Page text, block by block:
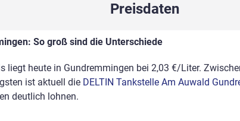
Preisdaten
So groß sind die Unterschiede
liegt heute in Gundremmingen bei 2,03 €/Liter.
ist aktuell die DELTIN Tankstelle Am Auwald
deutlich lohnen.